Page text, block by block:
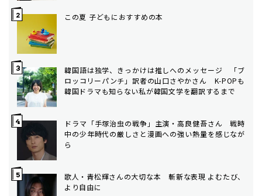
この夏 子どもにおすすめの本
韓国語は独学、きっかけは推しへのメッセージ 「ブ
ロッコリーパンチ」訳者の山口さやかさん K-POPも
韓国ドラマも知らない私が韓国文学を翻訳するまで
ドラマ「手塚治虫の戦争」主演・高良健吾さん 戦時
中の少年時代の厳しさと漫画への強い熱量を感じなが
ら
歌人・青松輝さんの大切な本 斬新な表現 よむたび、
より自由に